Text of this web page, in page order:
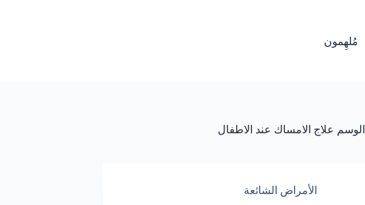
مُلهِمون
الوسم علاج الامساك عند الاطفال
الأمراض الشائعة